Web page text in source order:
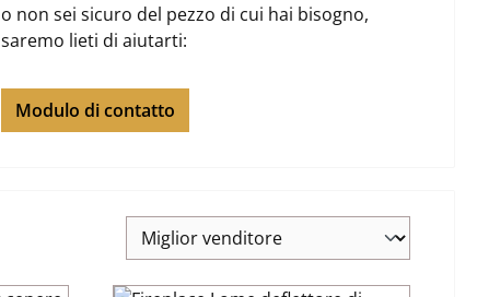
o non sei sicuro del pezzo di cui hai bisogno,
saremo lieti di aiutarti:
Modulo di contatto